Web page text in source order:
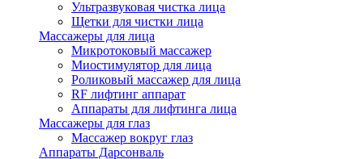
Ультразвуковая чистка лица
Щетки для чистки лица
Массажеры для лица
Микротоковый массажер
Миостимулятор для лица
Роликовый массажер для лица
RF лифтинг аппарат
Аппараты для лифтинга лица
Массажеры для глаз
Массажер вокруг глаз
Аппараты Дарсонваль